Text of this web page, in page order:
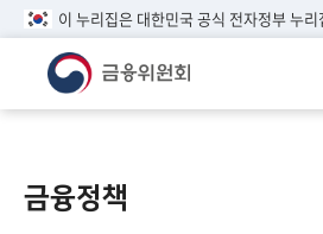
이 누리집은 대한민국 공식 전자정부 누
린
이알
금융정책